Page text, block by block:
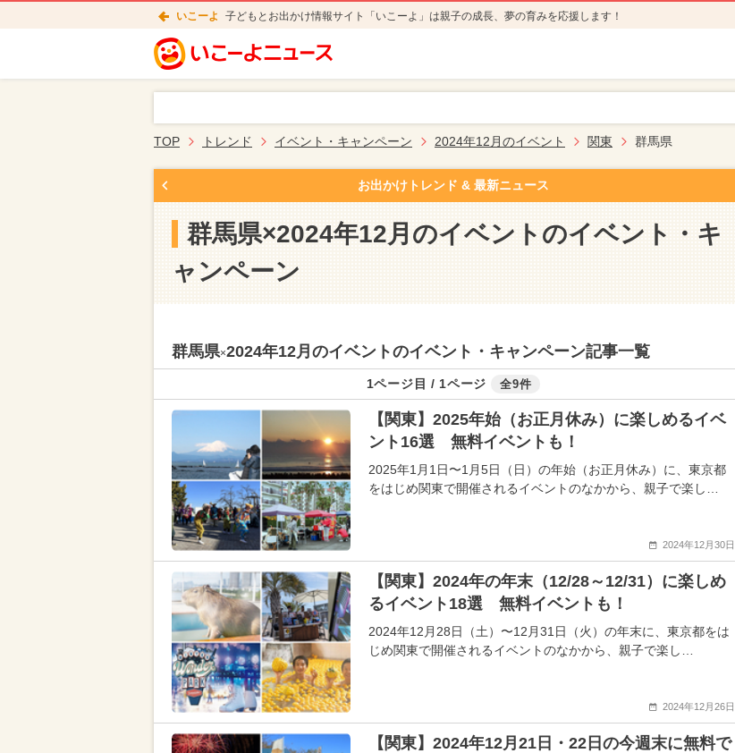
いこーよ 子どもとお出かけ情報サイト「いこーよ」は親子の成長、夢の育みを応援します！
TOP トレンド イベント・キャンペーン 2024年12月のイベント 関東 群馬県
お出かけトレンド & 最新ニュース
群馬県×2024年12月のイベントのイベント・キ
ャンペーン
群馬県×2024年12月のイベントのイベント・キャンペーン記事一覧
1ページ目 / 1ページ 全9件
【関東】2025年始（お正月休み）に楽しめるイベ
ント16選 無料イベントも！
2025年1月1日〜1月5日（日）の年始（お正月休み）に、東京都
をはじめ関東で開催されるイベントのなかから、親子で楽し…
2024年12月30日
【関東】2024年の年末（12/28～12/31）に楽しめ
るイベント18選 無料イベントも！
2024年12月28日（土）〜12月31日（火）の年末に、東京都をは
じめ関東で開催されるイベントのなかから、親子で楽し…
2024年12月26日
【関東】2024年12月21日・22日の今週末に無料で